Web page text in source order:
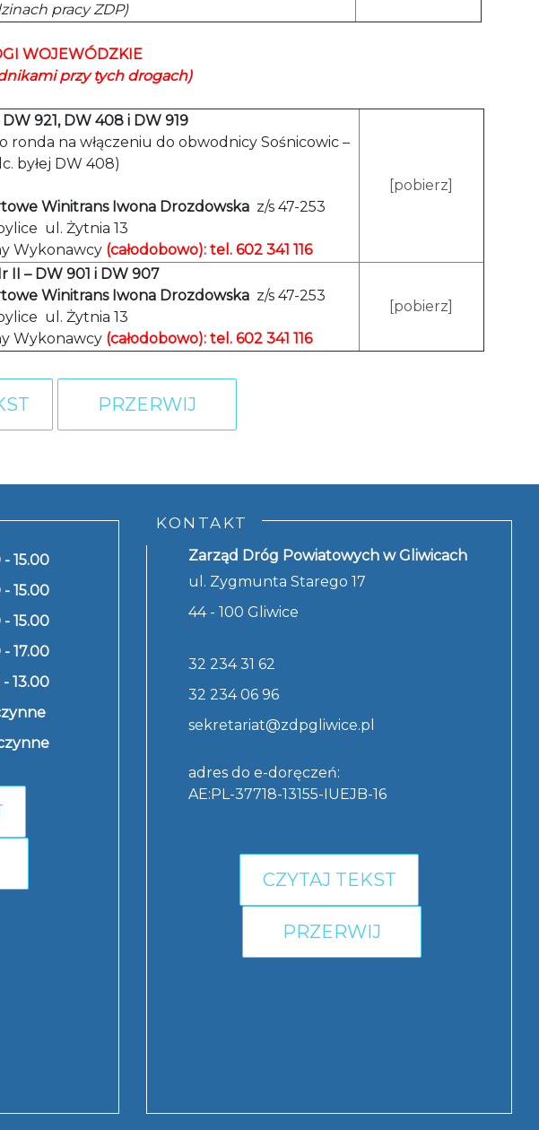
pracy ZDP)
WOJEWÓDZKIE
przy tych drogach)
921, DW 408 i DW 919
ronda na włączeniu do obwodnicy Sośnicowic –
byłej DW 408)
Winitrans Iwona Drozdowska z/s 47-253
ul. Żytnia 13
Wykonawcy (całodobowo): tel. 602 341 116
[pobierz]
II – DW 901 i DW 907
Winitrans Iwona Drozdowska z/s 47-253
ul. Żytnia 13
Wykonawcy (całodobowo): tel. 602 341 116
[pobierz]
PRZERWIJ
15.00
15.00
15.00
17.00
13.00
KONTAKT
Zarząd Dróg Powiatowych w Gliwicach
ul. Zygmunta Starego 17
44 - 100 Gliwice
32 234 31 62
32 234 06 96
sekretariat@zdpgliwice.pl
adres do e-doręczeń:
AE:PL-37718-13155-IUEJB-16
CZYTAJ TEKST
PRZERWIJ